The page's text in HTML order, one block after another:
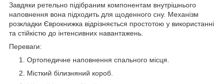
Завдяки ретельно підібраним компонентам внутрішнього
наповнення вона підходить для щоденного сну. Механізм
розкладки Єврокнижка відрізняється простотою у використанні
та стійкістю до інтенсивних навантажень.
Переваги:
Ортопедичне наповнення спального місця.
Місткий білизняний короб.